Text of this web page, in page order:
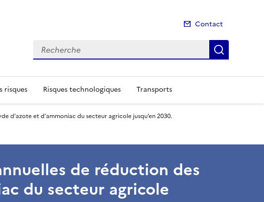
Contact
Recherche
risques Risques technologiques Transports
d’azote et d’ammoniac du secteur agricole jusqu’en 2030.
de réduction des
du secteur agricole